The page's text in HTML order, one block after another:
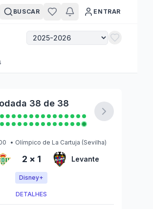
BUSCAR ENTRAR
38 de 38
• Olímpico de La Cartuja (Sevilha)
2 × 1 Levante
Disney+
DETALHES